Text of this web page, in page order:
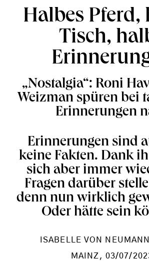
Halbes Pferd,
Tisch,
„Nostalgia“: Roni
Weizman spüren bei
Erinnerungen
Erinnerungen sind
keine Fakten. Dank
sich aber immer
Fragen darüber
denn nun wirklich
Oder hätte sein
ISABELLE VON
MAINZ , 03/07/